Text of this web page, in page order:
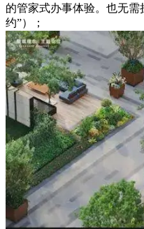
的管家式办事体验。也无需
约”）；